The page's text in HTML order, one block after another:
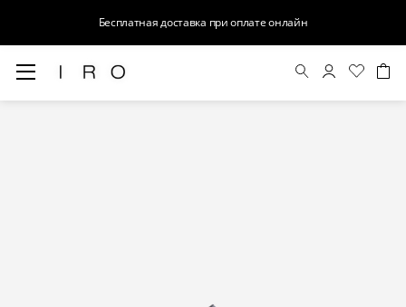
Бесплатная доставка при оплате онлайн